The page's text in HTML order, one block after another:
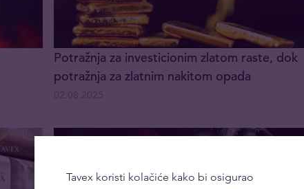
Potražnja za investicionim zlatom raste, dok
potražnja za zlatnim nakitom opada
Tavex koristi kolačiće kako bi osigurao